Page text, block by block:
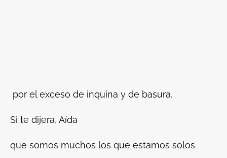
por el exceso de inquina y de basura.
Si te dijera, Aída
que somos muchos los que estamos solos